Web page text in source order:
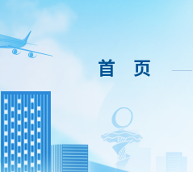
首 页 ——